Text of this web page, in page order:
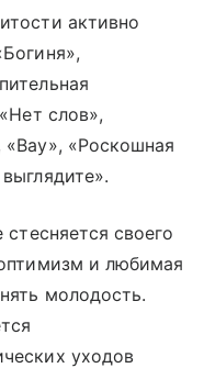
активно
слов»,
«Роскошная
своего
и любимая
молодость.
уходов